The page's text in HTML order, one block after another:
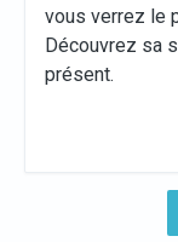
vous verrez le
Découvrez sa
présent.